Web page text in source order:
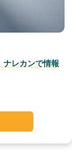
ナレカンで情報